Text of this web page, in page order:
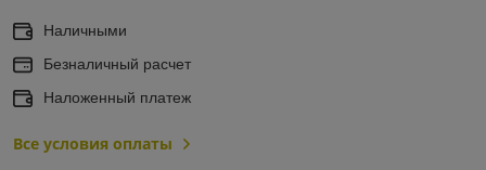
Наличными
Безналичный расчет
Наложенный платеж
Все условия оплаты